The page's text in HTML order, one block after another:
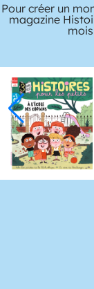
Pour créer un
magazine